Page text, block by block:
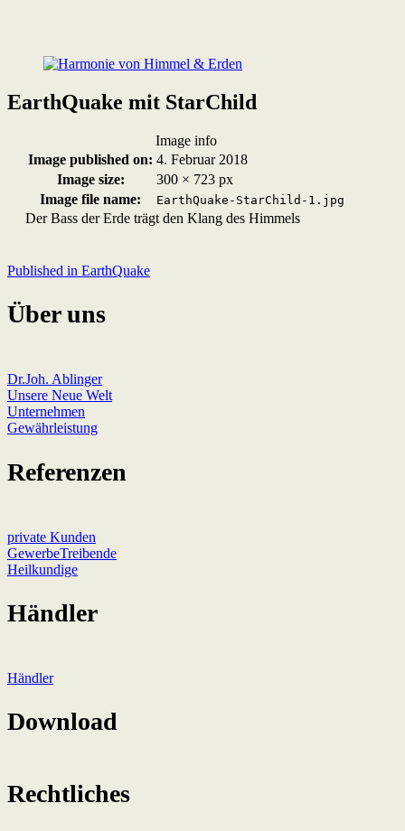
EarthQuake mit StarChild
Image info
Image published on: 4. Februar 2018
Image size:
300 × 723 px
Image file name:
EarthQuake-StarChild-1.jpg
Der Bass der Erde trägt den Klang des Himmels
to
main
navigation
Beitragsnavigation
Published in EarthQuake
Über uns
Dr.Joh. Ablinger
Unsere Neue Welt
Unternehmen
Gewährleistung
Referenzen
private Kunden
GewerbeTreibende
Heilkundige
Händler
Händler
Download
Rechtliches